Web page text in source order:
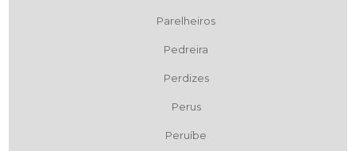
Parelheiros
Pedreira
Perdizes
Perus
Peruíbe